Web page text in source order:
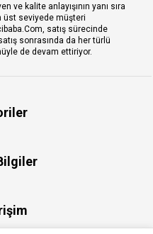
ve kalite anlayışının yanı sıra
üst seviyede müşteri
satış sürecinde
sonrasında da her türlü
de devam ettiriyor.